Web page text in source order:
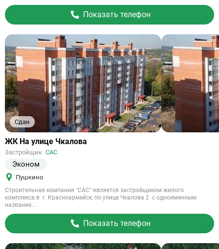
Показать телефон
Сдан
Ссылка
объект
ЖК На улице Чкалова
Застройщик САС
Эконом
Пушкино
Строительная компания “САС” является застройщиком жилого
комплекса в г. Красноармейск, по улице Чкалова 2 с одноименным
название...
Показать телефон